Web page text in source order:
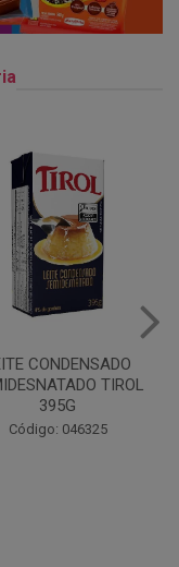
EM PO 400G
MIX
Código: 037442